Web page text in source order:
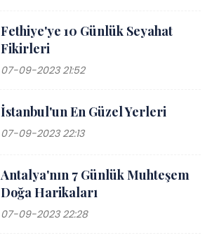
Fethiye'ye 10 Günlük Seyahat
Fikirleri
07-09-2023 21:52
İstanbul'un En Güzel Yerleri
07-09-2023 22:13
Antalya'nın 7 Günlük Muhteşem
Doğa Harikaları
07-09-2023 22:28